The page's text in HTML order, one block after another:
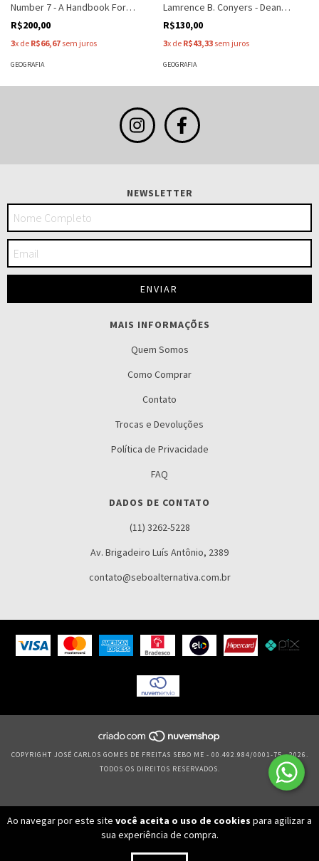
Ao navegar por este site você aceita o uso de cookies para agilizar a
sua experiência de compra.
Number 7 - A Handbook For
Seismic Data Acquisition In
R$200,00
3x de R$66,67 sem juros
GEOGRAFIA
Lamrence B. Conyers - Dean
Goodman
R$130,00
3x de R$43,33 sem juros
GEOGRAFIA
NEWSLETTER
MAIS INFORMAÇÕES
Quem Somos
Como Comprar
Contato
Trocas e Devoluções
Política de Privacidade
FAQ
DADOS DE CONTATO
(11) 3262-5228
Av. Brigadeiro Luís Antônio, 2389
contato@seboalternativa.com.br
COPYRIGHT JOSÉ CARLOS GOMES DE FREITAS SEBO ME - 00.492.984/0001-75 - 2026.
TODOS OS DIREITOS RESERVADOS.